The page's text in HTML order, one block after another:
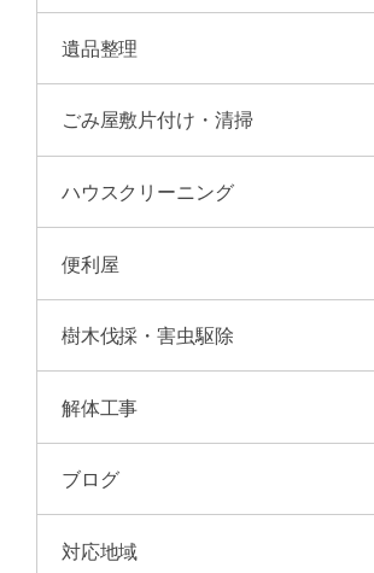
遺品整理
ごみ屋敷片付け・清掃
ハウスクリーニング
便利屋
樹木伐採・害虫駆除
解体工事
ブログ
対応地域